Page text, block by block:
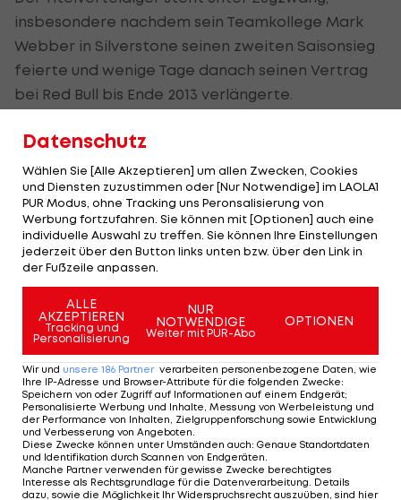
insbesondere nachdem sein Teamkollege Mark
Webber in Silverstone seinen zweiten Saisonsieg
feierte und wenige Tage danach seinen Vertrag
bei Red Bull bis Ende 2013 verlängerte.
Viele Chancen auf seinen ersten WM-Titel wird
bekommen. Und wie man inDeutschlandvor dem
eigenen Teamkollegen gewinnt, weiß Webber:
2009 verwies er Vettel auf dem Nürburgring auf
den zweiten Platz.
Und über den Hockenheimring, auf dem Webber
vor acht Jahren einmal vom 13. Startplatz bis auf
Rang zwei gerast war, sagte er: "Es ist eine
Strecke, auf der du attackieren kannst."
Red Bull undFerrarideutlich verbessert
In der WM-Wertung liegt Webber (116) vor dem 33.
Deutschland-GP auf Rang zwei mit 13 Punkten
Rückstand aufFerrari-Star Fernando Alonso (129).
Datenschutz
Wählen Sie [Alle Akzeptieren] um allen Zwecken, Cookies
und Diensten zuzustimmen oder [Nur Notwendige] im LAOLA1
PUR Modus, ohne Tracking uns Peronsalisierung von
Werbung fortzufahren. Sie können mit [Optionen] auch eine
individuelle Auswahl zu treffen. Sie können Ihre Einstellungen
jederzeit über den Button links unten bzw. über den Link in
der Fußzeile anpassen.
ALLE
AKZEPTIEREN
Tracking und
Personalisierung
NUR
NOTWENDIGE
Weiter mit PUR-Abo
OPTIONEN
Wir und unsere 186 Partner verarbeiten personenbezogene Daten, wie
Ihre IP-Adresse und Browser-Attribute für die folgenden Zwecke:
Speichern von oder Zugriff auf Informationen auf einem Endgerät;
Personalisierte Werbung und Inhalte, Messung von Werbeleistung und
der Performance von Inhalten, Zielgruppenforschung sowie Entwicklung
und Verbesserung von Angeboten.
Diese Zwecke können unter Umständen auch: Genaue Standortdaten
und Identifikation durch Scannen von Endgeräten.
Manche Partner verwenden für gewisse Zwecke berechtigtes
Interesse als Rechtsgrundlage für die Datenverarbeitung. Details
dazu, sowie die Möglichkeit Ihr Widerspruchsrecht auszuüben, sind hier